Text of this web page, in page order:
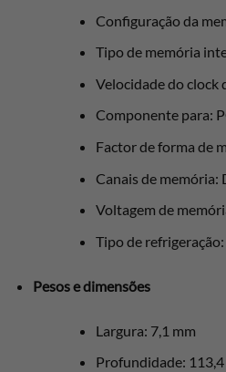
Configuração da
Tipo de memória
Velocidade do clock
Componente para:
Factor de forma de
Canais de memória:
Voltagem de
Tipo de
Pesos e dimensões
Largura: 7,1 mm
Profundidade: 113,4